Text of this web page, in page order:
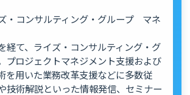
・コンサルティング・グループ マネ
経て、ライズ・コンサルティング・グ
プロジェクトマネジメント支援および
を用いた業務改革支援などに多数従
技術解説といった情報発信、セミナー